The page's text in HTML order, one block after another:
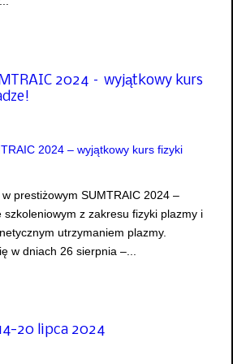
2024 – wyjątkowy kurs
prestiżowym SUMTRAIC 2024 –
z zakresu fizyki plazmy i
utrzymaniem plazmy.
w dniach 26 sierpnia –...
20 lipca 2024